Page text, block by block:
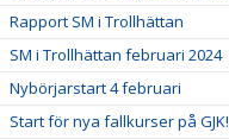
Rapport SM i Trollhättan
SM i Trollhättan februari 2024
Nybörjarstart 4 februari
Start för nya fallkurser på GJK!